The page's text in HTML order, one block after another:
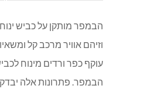
עוקף כפר ורדים מינוח
הבמפר. פתרונות אלה